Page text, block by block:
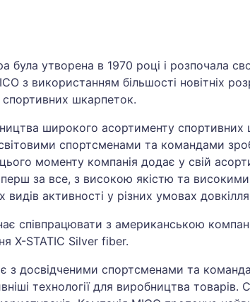
була утворена в 1970 році і розпочала
з використанням більшості новітніх
спортивних шкарпеток.
широкого асортименту
спортсменами та командами
моменту компанія додає у свій
за все, з високою якістю та
активності у різних умовах
співпрацювати з американською
X-STATIC Silver fiber.
з досвідченими спортсменами та
технології для виробництва